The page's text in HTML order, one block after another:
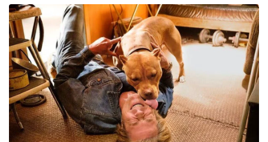
ലഖ്‌നൗവിലായിരിക്കും ഈ കമാന്‍ഡിന്റെ ആസ്ഥാനം.
വെസ്‌റ്റേണ്‍ കമാന്‍ഡിന്റെ ആരംഭിക്കും സാല്‍തോറോ
മലനിരകളിലെ ഇന്ദിരാ കോള്‍ മുതല്‍ സിയാച്ചിന്‍
ഗ്ലേഷിയര്‍ വരെ നീളും. ഗുജറാത്ത് മേഖലയുടെ
അടുത്ത് വരെയെത്തും. ജയ്പൂരായിരിക്കും ഈ
കമാന്‍ഡിന്റെ ആസ്ഥാനം. മൂന്നാമത്തെ കമാന്‍ഡ്
ഇന്ത്യന്‍ ഉപഭൂഖണ്ഡ മേഖലയിലായിരിക്കും.
Tags: modi government featured
Sainikam